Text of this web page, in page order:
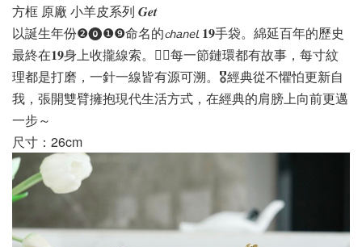
方框 原廠 小羊皮系列 𝑮𝒆𝒕
以誕生年份❷⓿❶❾命名的𝓬𝘩𝘢𝘯𝘦𝘭 𝟏𝟗手袋。綿延百年的歷史
最終在𝟏𝟗身上收攏線索。✍🏻每一節鏈環都有故事，每寸紋
理都是打磨，一針一線皆有源可溯。🎖經典從不懼怕更新自
我，張開雙臂擁抱現代生活方式，在經典的肩膀上向前更邁
一步～
尺寸：26cm